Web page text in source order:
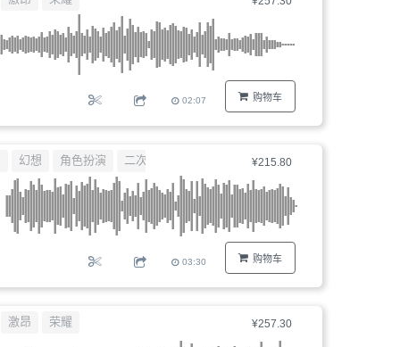
购物车
02:07
¥215.80
购物车
幻想 角色扮演 二次元
03:30
¥257.30
激昂 荣耀